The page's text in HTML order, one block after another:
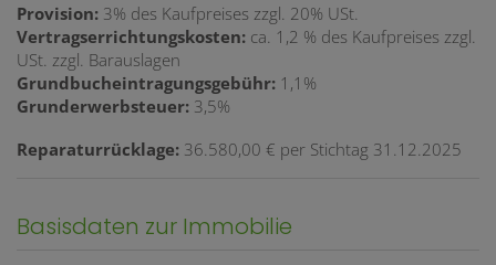
Provision: 3% des Kaufpreises zzgl. 20% USt.
Vertragserrichtungskosten: ca. 1,2 % des Kaufpreises zzgl.
USt. zzgl. Barauslagen
Grundbucheintragungsgebühr: 1,1%
Grunderwerbsteuer: 3,5%
Reparaturrücklage: 36.580,00 € per Stichtag 31.12.2025
Basisdaten zur Immobilie